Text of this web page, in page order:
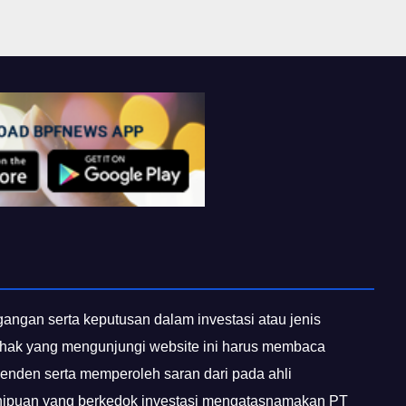
serta keputusan dalam investasi atau jenis
yang mengunjungi website ini harus membaca
serta memperoleh saran dari pada ahli
yang berkedok investasi mengatasnamakan PT